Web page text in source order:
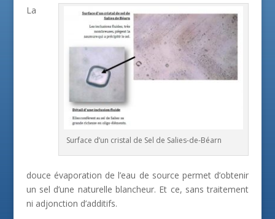
Surface d’un cristal de Sel de Salies-de-Béarn
La
douce évaporation de l’eau de source permet d’obtenir
un sel d’une naturelle blancheur. Et ce, sans traitement
ni adjonction d’additifs.